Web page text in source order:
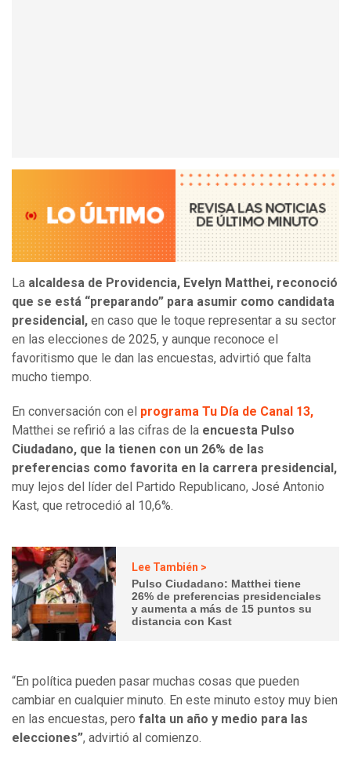
La alcaldesa de Providencia, Evelyn Matthei, reconoció
que se está “preparando” para asumir como candidata
presidencial, en caso que le toque representar a su sector
en las elecciones de 2025, y aunque reconoce el
favoritismo que le dan las encuestas, advirtió que falta
mucho tiempo.
En conversación con el programa Tu Día de Canal 13,
Matthei se refirió a las cifras de la encuesta Pulso
Ciudadano, que la tienen con un 26% de las
preferencias como favorita en la carrera presidencial,
muy lejos del líder del Partido Republicano, José Antonio
Kast, que retrocedió al 10,6%.
Lee También >
Pulso Ciudadano: Matthei tiene
26% de preferencias presidenciales
y aumenta a más de 15 puntos su
distancia con Kast
“En política pueden pasar muchas cosas que pueden
cambiar en cualquier minuto. En este minuto estoy muy bien
en las encuestas, pero falta un año y medio para las
elecciones”, advirtió al comienzo.